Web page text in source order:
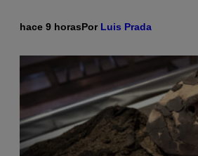
hace 9 horasPor Luis Prada